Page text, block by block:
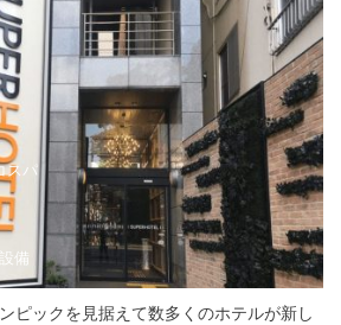
ピックを見据えて数多くのホテルが新し